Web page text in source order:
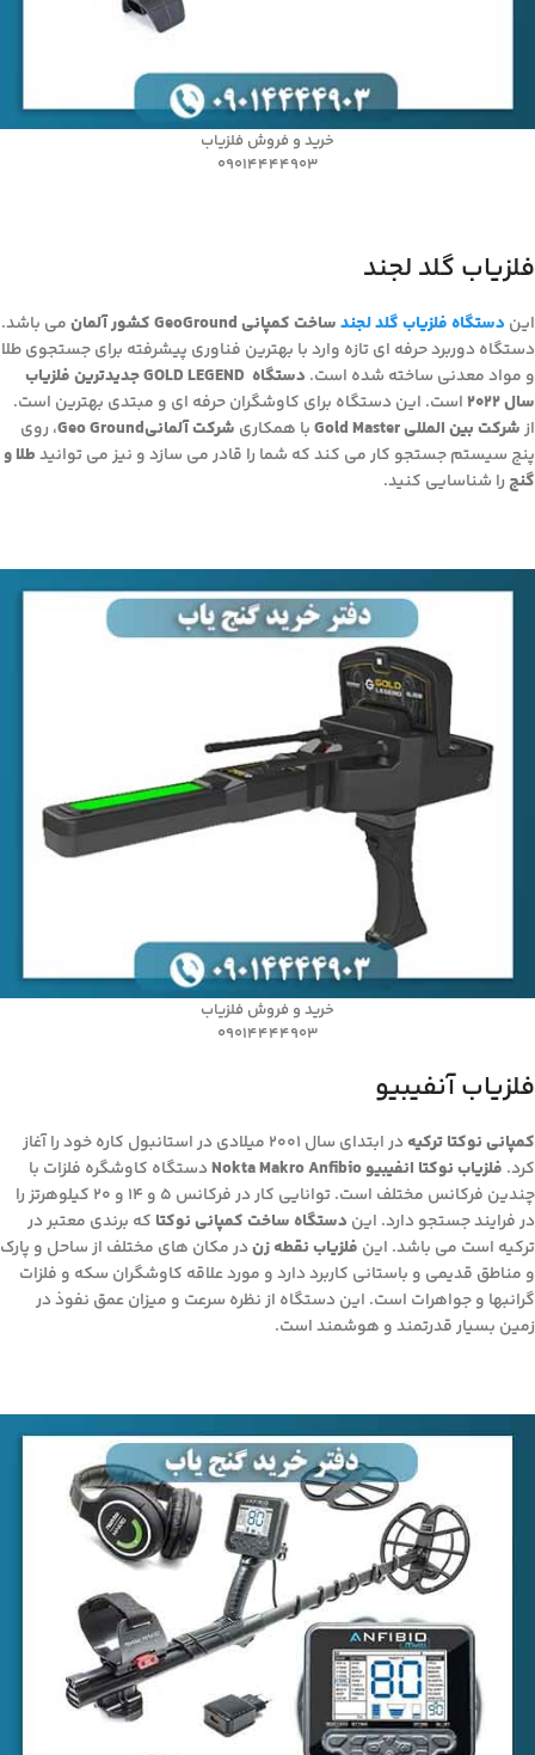
خرید و فروش فلزیاب
09014444903
فلزیاب گلد لجند
ایندستگاه فلزیاب گلد لجندساخت کمپانی GeoGround کشور آلمان
می باشد.
دستگاه دوربرد حرفه ای تازه وارد با بهترین فناوری پیشرفته برای جستجوی طلا
و مواد معدنی ساخته شده است. دستگاه GOLD LEGEND
جدیدترین فلزیاب
سال ۲۰۲۲
است. این دستگاه برای کاوشگران حرفه ای و مبتدی بهترین است.
ازشرکت بین المللی Gold Master با همکاری شرکت آلمانیGeo Ground
، روی
پنج سیستم جستجو کار می کند که شما را قادر می سازد و نیز می توانیدطلا و
گنج را شناسایی کنید.
خرید و فروش فلزیاب
09014444903
فلزیاب آنفیبیو
کمپانی نوکتا ترکیه
در ابتدای سال 2001 میلادی در استانبول کاره خود را آغاز
کرد. فلزیاب نوکتا انفیبیو Nokta Makro Anfibio
دستگاه کاوشگره فلزات با
چندین فرکانس مختلف است. توانایی کار در فرکانس 5 و 14 و 20 کیلوهرتز را
در فرایند جستجو دارد. این دستگاه ساخت کمپانی نوکتا که برندی معتبر در
ترکیه است می باشد. این فلزیاب نقطه زندر مکان های مختلف از ساحل و پارک
و مناطق قدیمی و باستانی کاربرد دارد و مورد علاقه کاوشگران سکه و فلزات
گرانبها و جواهرات است. این دستگاه از نظره سرعت و میزان عمق نفوذ در
زمین بسیار قدرتمند و هوشمند است.